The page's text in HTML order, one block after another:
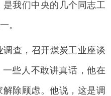
我们中央的几个同志工
。
调查，召开煤炭工业座谈
些人不敢讲真话，他在
除顾虑。他说，这是调